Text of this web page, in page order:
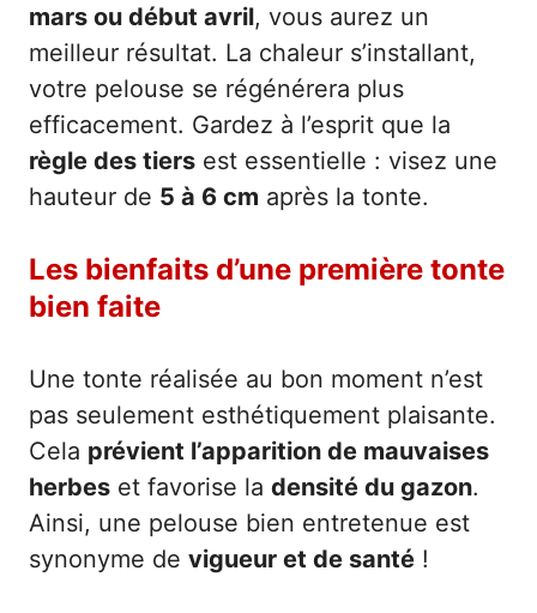
mars ou début avril, vous aurez un
meilleur résultat. La chaleur s’installant,
votre pelouse se régénérera plus
efficacement. Gardez à l’esprit que la
règle des tiers est essentielle : visez une
hauteur de 5 à 6 cm après la tonte.
Les bienfaits d’une première tonte
bien faite
Une tonte réalisée au bon moment n’est
pas seulement esthétiquement plaisante.
Cela prévient l’apparition de mauvaises
herbes et favorise la densité du gazon.
Ainsi, une pelouse bien entretenue est
synonyme de vigueur et de santé !